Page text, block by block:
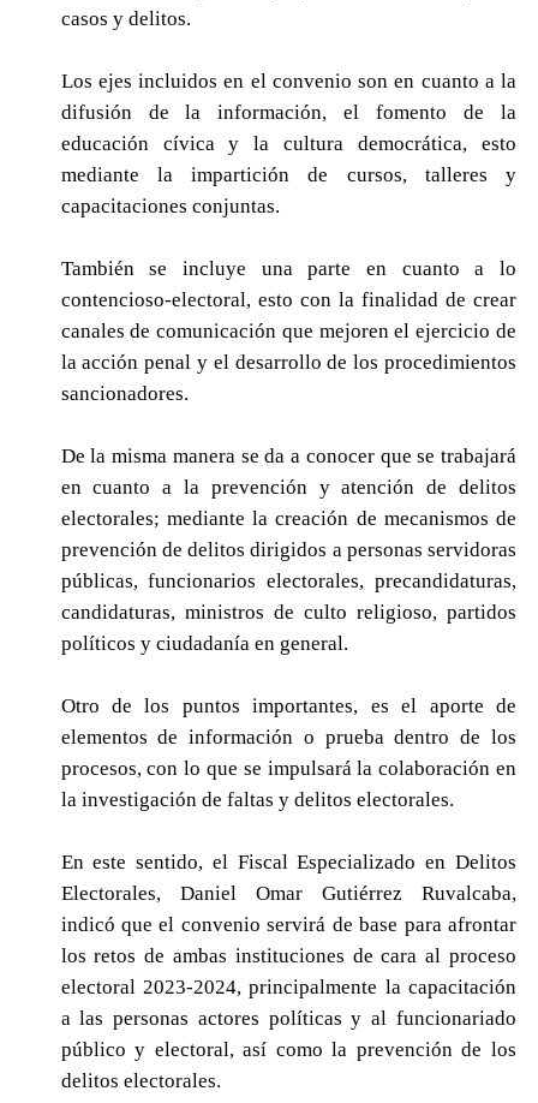
casos y delitos.
Los ejes incluidos en el convenio son en cuanto a la
difusión de la información, el fomento de la
educación cívica y la cultura democrática, esto
mediante la impartición de cursos, talleres y
capacitaciones conjuntas.
También se incluye una parte en cuanto a lo
contencioso-electoral, esto con la finalidad de crear
canales de comunicación que mejoren el ejercicio de
la acción penal y el desarrollo de los procedimientos
sancionadores.
De la misma manera se da a conocer que se trabajará
en cuanto a la prevención y atención de delitos
electorales; mediante la creación de mecanismos de
prevención de delitos dirigidos a personas servidoras
públicas, funcionarios electorales, precandidaturas,
candidaturas, ministros de culto religioso, partidos
políticos y ciudadanía en general.
Otro de los puntos importantes, es el aporte de
elementos de información o prueba dentro de los
procesos, con lo que se impulsará la colaboración en
la investigación de faltas y delitos electorales.
En este sentido, el Fiscal Especializado en Delitos
Electorales, Daniel Omar Gutiérrez Ruvalcaba,
indicó que el convenio servirá de base para afrontar
los retos de ambas instituciones de cara al proceso
electoral 2023-2024, principalmente la capacitación
a las personas actores políticas y al funcionariado
público y electoral, así como la prevención de los
delitos electorales.